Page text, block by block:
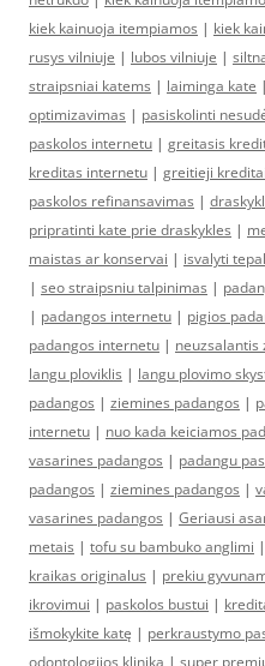
kiek kainuoja itempiamos | kiek
rusys vilniuje | lubos vilniuje |
straipsniai katems | laiminga kate |
optimizavimas | pasiskolinti
paskolos internetu | greitasis
kreditas internetu | greitieji
paskolos refinansavimas |
pripratinti kate prie draskykles |
maistas ar konservai | isvalyti
| seo straipsniu talpinimas |
| padangos internetu | pigios
padangos internetu | neuzsalantis
langu ploviklis | langu plovimo
padangos | ziemines padangos |
internetu | nuo kada keiciamos
vasarines padangos | padangu
padangos | ziemines padangos |
vasarines padangos | Geriausi
metais | tofu su bambuko anglimi |
kraikas originalus | prekiu
ikrovimui | paskolos bustui |
išmokykite katę | perkraustymo
odontologijos klinika | super